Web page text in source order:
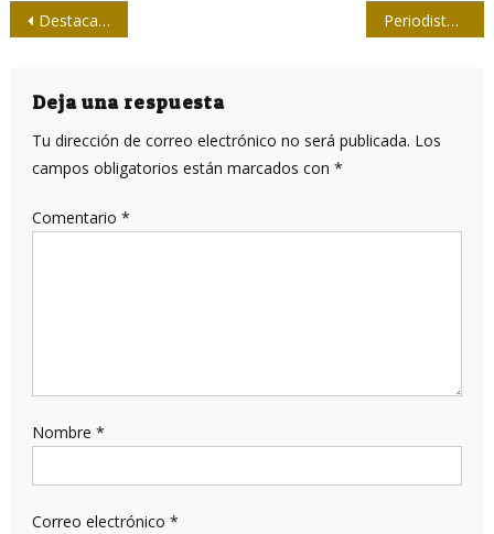
Navegación
entradas
Destaca prensa venezolana viaje a Cuba de Maduro para entregar ayuda Periodistas dispuestos a seguir en la batalla por Cuba
Deja una respuesta
Tu dirección de correo electrónico no será publicada. Los
campos obligatorios están marcados con *
Comentario *
Nombre *
Correo electrónico *